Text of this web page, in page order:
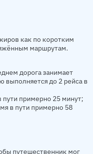
как по коротким
маршрутам.
дорога занимает
выполняется до 2 рейса в
примерно 25 минут;
в пути примерно 58
путешественник мог